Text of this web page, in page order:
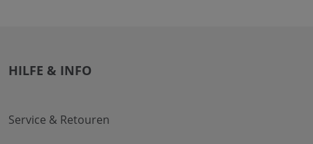
HILFE & INFO
Service & Retouren